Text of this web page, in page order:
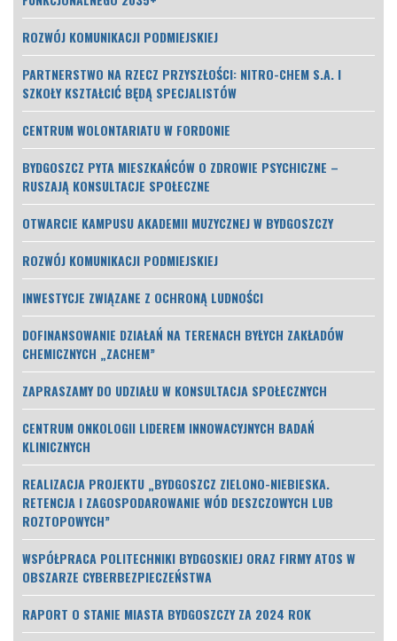
ROZWÓJ KOMUNIKACJI PODMIEJSKIEJ
PARTNERSTWO NA RZECZ PRZYSZŁOŚCI: NITRO-CHEM S.A. I
SZKOŁY KSZTAŁCIĆ BĘDĄ SPECJALISTÓW
CENTRUM WOLONTARIATU W FORDONIE
BYDGOSZCZ PYTA MIESZKAŃCÓW O ZDROWIE PSYCHICZNE –
RUSZAJĄ KONSULTACJE SPOŁECZNE
OTWARCIE KAMPUSU AKADEMII MUZYCZNEJ W BYDGOSZCZY
ROZWÓJ KOMUNIKACJI PODMIEJSKIEJ
INWESTYCJE ZWIĄZANE Z OCHRONĄ LUDNOŚCI
DOFINANSOWANIE DZIAŁAŃ NA TERENACH BYŁYCH ZAKŁADÓW
CHEMICZNYCH „ZACHEM”
ZAPRASZAMY DO UDZIAŁU W KONSULTACJA SPOŁECZNYCH
CENTRUM ONKOLOGII LIDEREM INNOWACYJNYCH BADAŃ
KLINICZNYCH
REALIZACJA PROJEKTU „BYDGOSZCZ ZIELONO-NIEBIESKA.
RETENCJA I ZAGOSPODAROWANIE WÓD DESZCZOWYCH LUB
ROZTOPOWYCH”
WSPÓŁPRACA POLITECHNIKI BYDGOSKIEJ ORAZ FIRMY ATOS W
OBSZARZE CYBERBEZPIECZEŃSTWA
RAPORT O STANIE MIASTA BYDGOSZCZY ZA 2024 ROK